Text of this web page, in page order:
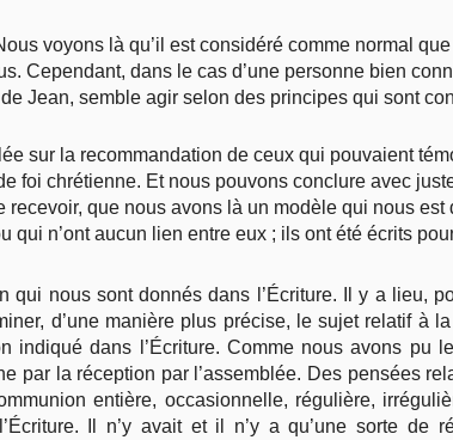
voyons là qu’il est considéré comme normal
Cependant, dans le cas d’une personne bien
Jean, semble agir selon des principes qui sont
sur la recommandation de ceux qui pouvaient
foi chrétienne. Et nous pouvons conclure avec
que nous avons là un modèle qui nous
qui n’ont aucun lien entre eux ; ils ont été écrits
nous sont donnés dans l’Écriture. Il y a lieu,
d’une manière plus précise, le sujet relatif à
indiqué dans l’Écriture. Comme nous avons pu
par la réception par l’assemblée. Des pensées
entière, occasionnelle, régulière,
Il n’y avait et il n’y a qu’une sorte de